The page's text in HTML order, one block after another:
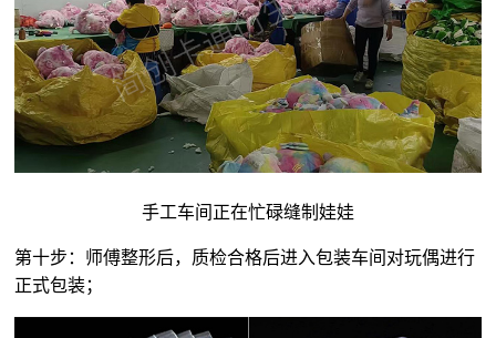
手工车间正在忙碌缝制娃娃
第十步：师傅整形后，质检合格后进入包装车间对玩偶进行
正式包装；